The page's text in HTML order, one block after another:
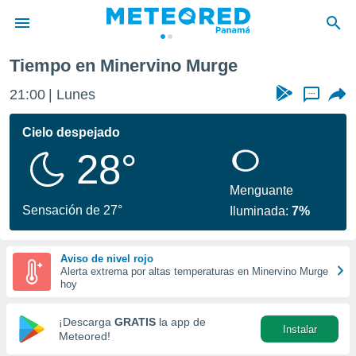
de
ha
calidad.
a este
las
y
forma
digital
basada
Tiempo en Minervino Murge
21:00 Lunes ...
Cielo despejado
28°
Sensación de 27°
Menguante
Iluminada:7%
Aviso de nivel rojo
Alerta extrema por altas temperaturas en Minervino Murge
hoy
¡Descarga GRATIS la app de
Meteored!
Instalar